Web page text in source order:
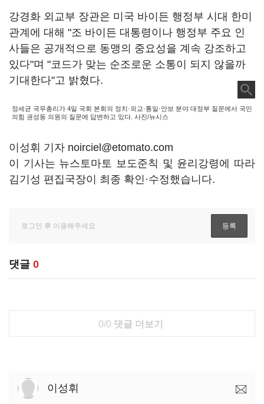
강경화 외교부 장관은 미국 바이든 행정부 시대 한미
관계에 대해 "조 바이든 대통령이나 행정부 주요 인
사들은 공개적으로 동맹의 중요성을 계속 강조하고
있다"며 "코드가 맞는 순조로운 소통이 되지 않을까
기대한다"고 밝혔다.
정세균 국무총리가 4일 국회 본회의 정치·외교·통일·안보 분야 대정부 질문에서 국민
의힘 권성동 의원의 질문에 답변하고 있다. 사진/뉴시스
이성휘 기자 noirciel@etomato.com
이 기사는 뉴스토마토 보도준칙 및 윤리강령에 따라
김기성 편집국장이 최종 확인·수정했습니다.
댓글 0
0/0 댓글 더보기
이성휘